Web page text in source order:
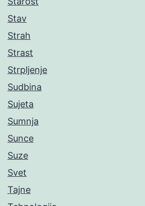
Stav
Strah
Strast
Strpljenje
Sudbina
Sujeta
Sumnja
Sunce
Suze
Svet
Tajne